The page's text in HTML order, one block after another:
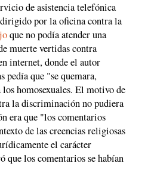
de asistencia telefónica
por la oficina contra la
que no podía atender una
muerte vertidas contra
internet, donde el autor
pedía que "se quemara,
homosexuales. El motivo de
la discriminación no pudiera
era que "los comentarios
de las creencias religiosas
el carácter
los comentarios se habían